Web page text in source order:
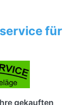
für
gekauften